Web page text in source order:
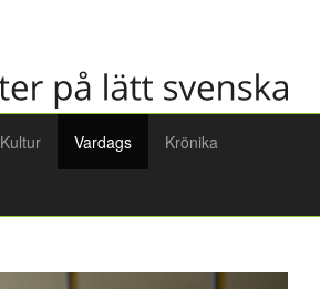
Kultur Vardags Krönika